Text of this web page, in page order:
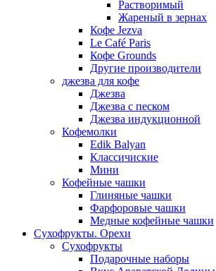
Растворимый
Жареный в зернах
Кофе Jezva
Le Café Paris
Кофе Grounds
Другие производители
джезва для кофе
Джезва
Джезва с песком
Джезва индукционной
Кофемолки
Edik Balyan
Классичиские
Мини
Кофейные чашки
Глиняные чашки
Фарфоровые чашки
Медные кофейные чашки
Сухофрукты. Орехи
Сухофрукты
Подарочные наборы